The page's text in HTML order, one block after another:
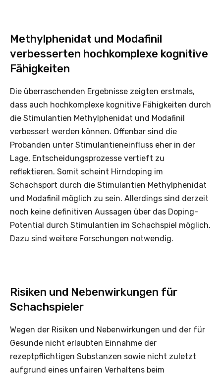
Methylphenidat und Modafinil
verbesserten hochkomplexe kognitive
Fähigkeiten
Die überraschenden Ergebnisse zeigten erstmals,
dass auch hochkomplexe kognitive Fähigkeiten durch
die Stimulantien Methylphenidat und Modafinil
verbessert werden können. Offenbar sind die
Probanden unter Stimulantieneinfluss eher in der
Lage, Entscheidungsprozesse vertieft zu
reflektieren. Somit scheint Hirndoping im
Schachsport durch die Stimulantien Methylphenidat
und Modafinil möglich zu sein. Allerdings sind derzeit
noch keine definitiven Aussagen über das Doping-
Potential durch Stimulantien im Schachspiel möglich.
Dazu sind weitere Forschungen notwendig.
Risiken und Nebenwirkungen für
Schachspieler
Wegen der Risiken und Nebenwirkungen und der für
Gesunde nicht erlaubten Einnahme der
rezeptpflichtigen Substanzen sowie nicht zuletzt
aufgrund eines unfairen Verhaltens beim